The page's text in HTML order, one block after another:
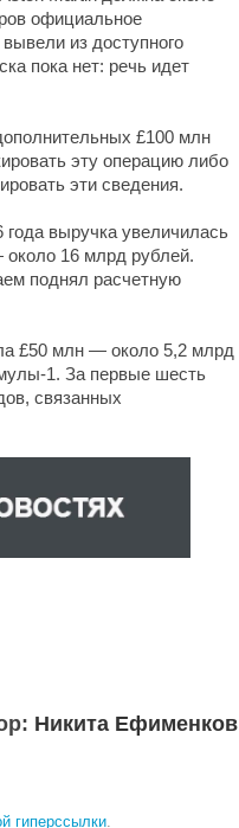
официальное
из доступного
пока нет: речь идет
£100 млн
эту операцию либо
эти сведения.
выручка увеличилась
около 16 млрд рублей.
поднял расчетную
£50 млн — около 5,2 млрд
1. За первые шесть
связанных
Никита Ефименков
гиперссылки.